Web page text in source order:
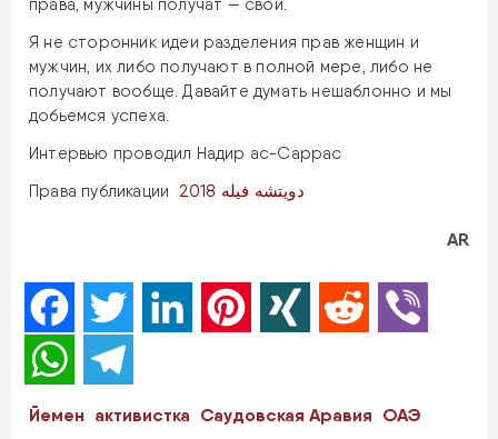
права, мужчины получат — свои.
Я не сторонник идеи разделения прав женщин и
мужчин, их либо получают в полной мере, либо не
получают вообще. Давайте думать нешаблонно и мы
добьемся успеха.
Интервью проводил Надир ас-Саррас
Права публикации
دويتشه فيله 2018
AR
FacebookTwitter LinkedIn Pinterest XING Reddit
WhatsApp
Йемен активистка Саудовская Аравия ОАЭ